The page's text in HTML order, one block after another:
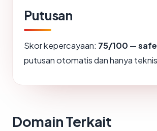
Putusan
Skor kepercayaan: 75/100 —safe
putusan otomatis dan hanya
Domain Terkait